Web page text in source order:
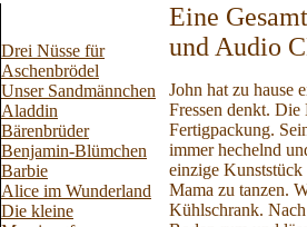
Eine
und Audio
John hat zu hause
Fressen denkt. Die
Fertigpackung.
immer hechelnd
einzige
Mama zu tanzen.
Kühlschrank.
Drei Nüsse für
Aschenbrödel
Unser Sandmännchen
Aladdin
Bärenbrüder
Benjamin-Blümchen
Barbie
Alice im Wunderland
Die kleine